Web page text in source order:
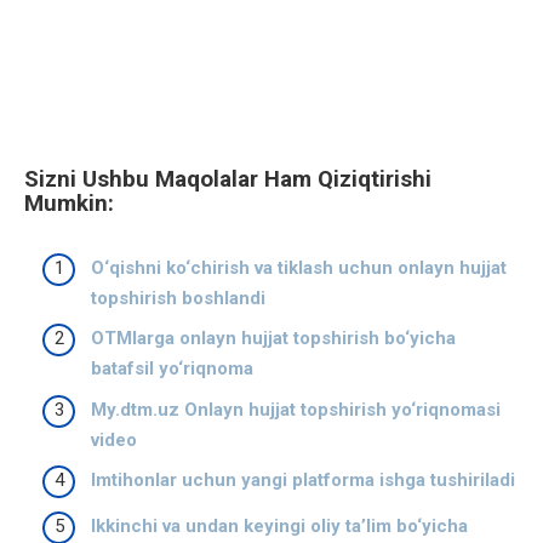
Sizni Ushbu Maqolalar Ham Qiziqtirishi
Mumkin:
O‘qishni ko‘chirish va tiklash uchun onlayn hujjat
topshirish boshlandi
OTMlarga onlayn hujjat topshirish bo‘yicha
batafsil yo‘riqnoma
My.dtm.uz Onlayn hujjat topshirish yo‘riqnomasi
video
Imtihonlar uchun yangi platforma ishga tushiriladi
Ikkinchi va undan keyingi oliy ta’lim bo‘yicha